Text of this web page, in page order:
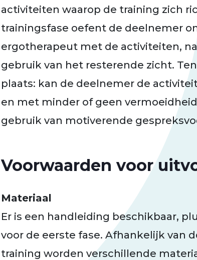
activiteiten waarop de training zich
trainingsfase oefent de deelnemer
ergotherapeut met de activiteiten,
gebruik van het resterende zicht.
plaats: kan de deelnemer de
en met minder of geen
gebruik van motiverende
Voorwaarden voor
Materiaal
Er is een handleiding beschikbaar,
voor de eerste fase. Afhankelijk van
training worden verschillende